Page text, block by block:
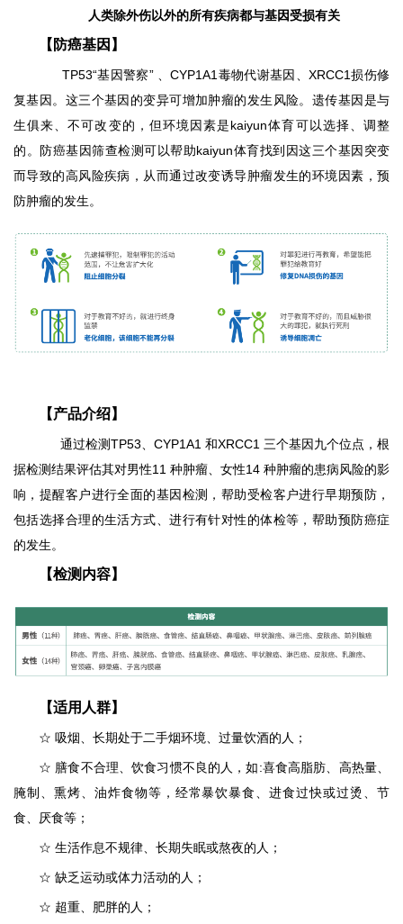
人类除外伤以外的所有疾病都与基因受损有关
【防癌基因】
TP53“基因警察” 、CYP1A1毒物代谢基因、XRCC1损伤修
复基因。这三个基因的变异可增加肿瘤的发生风险。遗传基因是与
生俱来、不可改变的，但环境因素是kaiyun体育可以选择、调整
的。防癌基因筛查检测可以帮助kaiyun体育找到因这三个基因突变
而导致的高风险疾病，从而通过改变诱导肿瘤发生的环境因素，预
防肿瘤的发生。
【产品介绍】
通过检测TP53、CYP1A1 和XRCC1 三个基因九个位点，根
据检测结果评估其对男性11 种肿瘤、女性14 种肿瘤的患病风险的影
响，提醒客户进行全面的基因检测，帮助受检客户进行早期预防，
包括选择合理的生活方式、进行有针对性的体检等，帮助预防癌症
的发生。
【检测内容】
【适用人群】
☆ 吸烟、长期处于二手烟环境、过量饮酒的人；
☆ 膳食不合理、饮食习惯不良的人，如:喜食高脂肪、高热量、
腌制、熏烤、油炸食物等，经常暴饮暴食、进食过快或过烫、节
食、厌食等；
☆ 生活作息不规律、长期失眠或熬夜的人；
☆ 缺乏运动或体力活动的人；
☆ 超重、肥胖的人；